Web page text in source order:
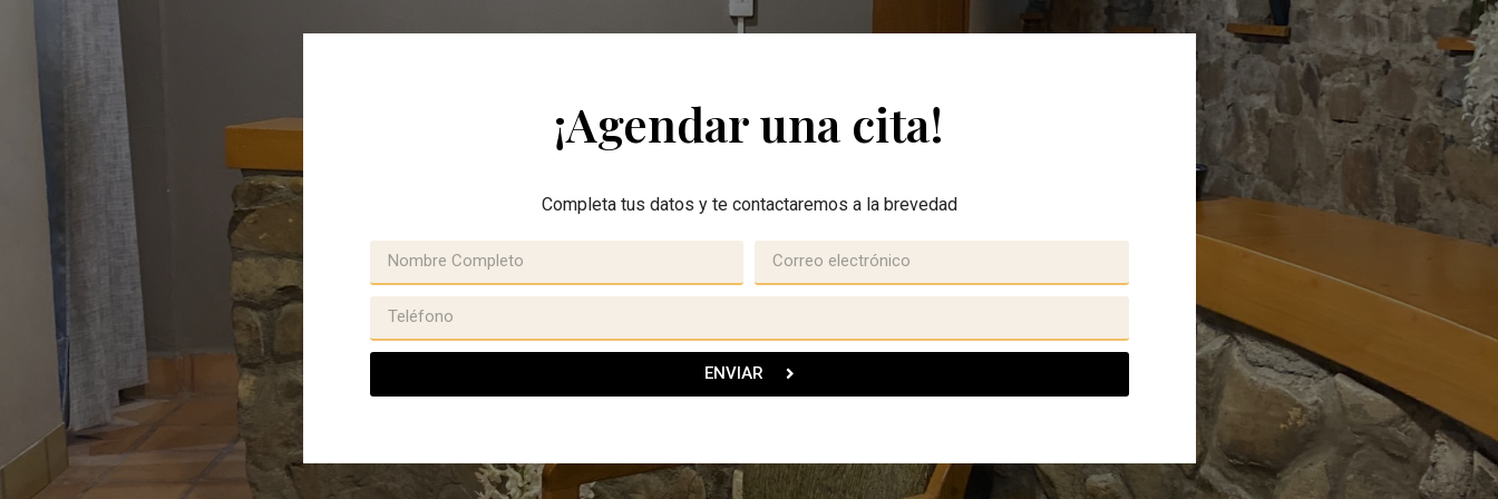
¡Agendar una cita!
Completa tus datos y te contactaremos a la brevedad
ENVIAR